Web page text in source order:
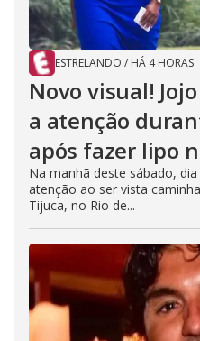
ESTRELANDO / HÁ 4 HORAS
Novo visual!
a atenção
após fazer lipo
Na manhã deste sábado,
atenção ao ser vista
Tijuca, no Rio de...